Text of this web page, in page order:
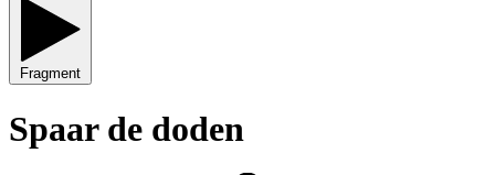
Fragment
Spaar de doden